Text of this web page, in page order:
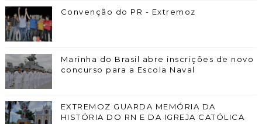
Convenção do PR - Extremoz
Marinha do Brasil abre inscrições de novo
concurso para a Escola Naval
EXTREMOZ GUARDA MEMÓRIA DA
HISTÓRIA DO RN E DA IGREJA CATÓLICA